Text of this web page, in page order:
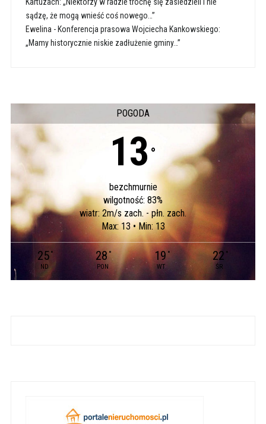
sądzę, że mogą wnieść coś nowego…”
Ewelina - Konferencja prasowa Wojciecha Kankowskiego:
„Mamy historycznie niskie zadłużenie gminy…”
POGODA
13 °
bezchmurnie
wilgotność: 83%
wiatr: 2m/s zach. - płn. zach.
Max: 13 • Min: 13
25 °
ND
28°
PON
19 °
WT
22 °
ŚR